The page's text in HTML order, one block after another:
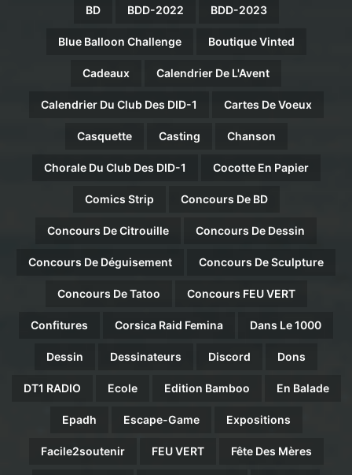
BD BDD-2022 BDD-2023
Blue Balloon Challenge Boutique Vinted
Cadeaux Calendrier De L'Avent
Calendrier Du Club Des DID-1 Cartes De Voeux
Casquette Casting Chanson
Chorale Du Club Des DID-1 Cocotte En Papier
Comics Strip Concours De BD
Concours De Citrouille Concours De Dessin
Concours De Déguisement Concours De Sculpture
Concours De Tatoo Concours FEU VERT
Confitures Corsica Raid Femina Dans Le 1000
Dessin Dessinateurs Discord Dons
DT1 RADIO Ecole Edition Bamboo En Balade
Epadh Escape-Game Expositions
Facile2soutenir FEU VERT Fête Des Mères